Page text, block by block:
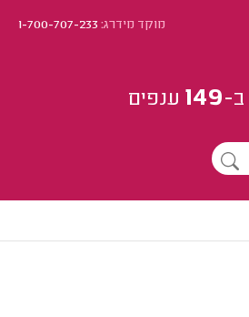
מוקד מידרג:1-700-707-233
ב-149 ענפים